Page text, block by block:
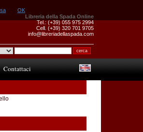
Libreria della Spada Online
Tel.: (+39) 055 975 2994
Cell. (+39) 320 701 9705
info@libreriadellaspada.com
Contattaci
OK